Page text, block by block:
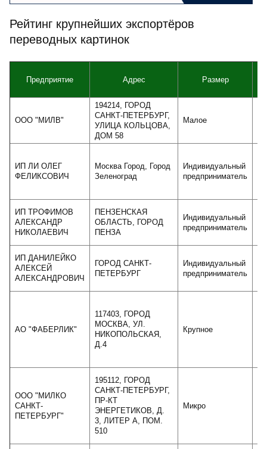
Рейтинг крупнейших экспортёров
переводных картинок
Предприятие Адрес Размер
ООО "МИЛВ"
194214, ГОРОД
САНКТ-ПЕТЕРБУРГ,
УЛИЦА КОЛЬЦОВА,
ДОМ 58
Малое
ИП ЛИ ОЛЕГ
ФЕЛИКСОВИЧ
Москва Город, Город
Зеленоград
Индивидуальный
предприниматель
ИП ТРОФИМОВ
АЛЕКСАНДР
НИКОЛАЕВИЧ
ПЕНЗЕНСКАЯ
ОБЛАСТЬ, ГОРОД
ПЕНЗА
Индивидуальный
предприниматель
ИП ДАНИЛЕЙКО
АЛЕКСЕЙ
АЛЕКСАНДРОВИЧ
ГОРОД САНКТ-
ПЕТЕРБУРГ
Индивидуальный
предприниматель
АО "ФАБЕРЛИК"
117403, ГОРОД
МОСКВА, УЛ.
НИКОПОЛЬСКАЯ,
Д.4
Крупное
ООО "МИЛКО
САНКТ-
ПЕТЕРБУРГ"
195112, ГОРОД
САНКТ-ПЕТЕРБУРГ,
ПР-КТ
ЭНЕРГЕТИКОВ, Д.
3, ЛИТЕР А, ПОМ.
510
Микро